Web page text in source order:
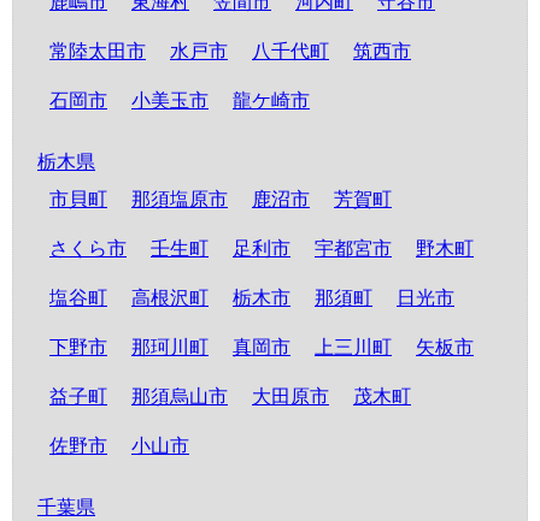
常陸太田市 水戸市 八千代町 筑西市
石岡市 小美玉市 龍ケ崎市
栃木県
市貝町
那須塩原市 鹿沼市 芳賀町
さくら市 壬生町 足利市 宇都宮市 野木町
塩谷町 高根沢町 栃木市 那須町 日光市
下野市 那珂川町 真岡市 上三川町 矢板市
益子町 那須烏山市 大田原市 茂木町
佐野市 小山市
千葉県